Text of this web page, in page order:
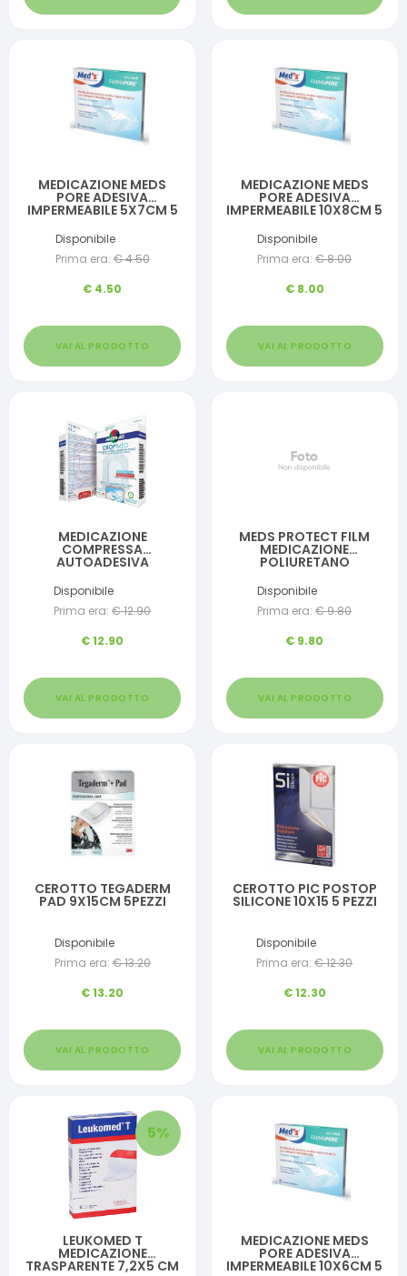
MEDICAZIONE MEDS
PORE ADESIVA
IMPERMEABILE 5X7CM 5
Disponibile
Prima era: €4.50
€ 4.50
VAI AL PRODOTTO
MEDICAZIONE MEDS
PORE ADESIVA
IMPERMEABILE 10X8CM 5
Disponibile
Prima era: €8.00
€ 8.00
VAI AL PRODOTTO
MEDICAZIONE
COMPRESSA
AUTOADESIVA
IPOALLERGENICA
AERATA MASTER-AID
DROP MED 10,5X18 5
Disponibile
Prima era: €12.90
€12.90
VAI AL PRODOTTO
MEDS PROTECT FILM
MEDICAZIONE
POLIURETANO
10X12CM 10 PEZZI
Disponibile
Prima era: €9.80
€ 9.80
VAI AL PRODOTTO
CEROTTO TEGADERM
PAD 9X15CM 5PEZZI
Disponibile
Prima era: €13.20
€13.20
VAI AL PRODOTTO
CEROTTO PIC POSTOP
SILICONE 10X15 5 PEZZI
Disponibile
Prima era: €12.30
€12.30
VAI AL PRODOTTO
5%
LEUKOMED T
MEDICAZIONE
TRASPARENTE 7,2X5 CM
MEDICAZIONE MEDS
PORE ADESIVA
IMPERMEABILE 10X6CM 5